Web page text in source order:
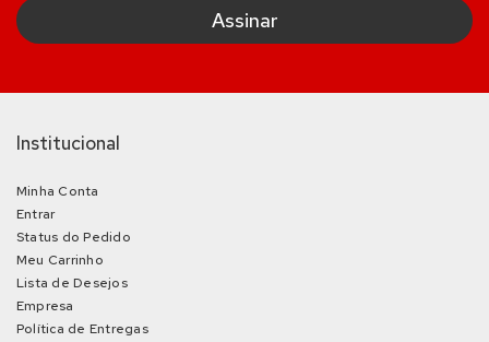
Institucional
Minha Conta
Entrar
Status do Pedido
Meu Carrinho
Lista de Desejos
Empresa
Política de Entregas